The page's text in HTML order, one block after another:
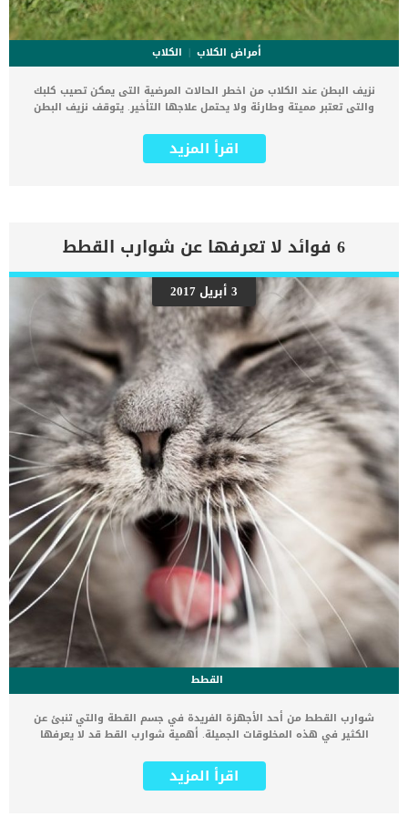
أمراض الكلاب
الكلاب
نزيف البطن عند الكلاب من اخطر الحالات المرضية التى يمكن تصيب كلبك
والتى تعتبر مميتة وطارئة ولا يحتمل علاجها التأخير. يتوقف نزيف البطن
سنتعرف عليها من خلال السطور التالية. اقرأ ايضا: علاج نزيف الطحال عند
الكلاب يمكننا وصف نزيف البطن بأنه حالة من فقد الدم الموجود فى البطن
سيكتشفه الطبيب البيطري من خلال الفحص البدني والاختبارات
التشخيصية. اعراض وعلامات نزيف البطن الداخلى عند الكلاب تتشابه العديد
من الأعراض المرتبطة بالنزيف الداخلي مع تلك التي تظهر مع النزيف
الخارجي. تنفس سريع معدل ضربات القلب أسرع من المعتاد ضعف بلادة
عقليةخمولالغشية المخاطية الزرقاءبرودة الجلدانتفاخ او تضخم البطن اقرأ
ايضا: خطور فشل الكبد الحاد عند الكلاب اسباب اصابة الكلب بنزيف البطن
هناك مجموعة كبيرة من الاسباب والعوامل سيتم تصنيفها الى 4 اجزاء
على النحو التالى: _الصدمة يمكن ان يتعرض الكلب لاصابات رضحية فى
البطن تسبب له هذا النزيف كما يمكن أن تتسبب الصدمات الحادة مثل
السقوط أو […]
اقرأ المزيد
6 فوائد لا تعرفها عن شوارب القطط
3 أبريل 2017
القطط
شوارب القطط من أحد الأجهزة الفريدة في جسم القطة والتي تنبئ عن
الكثير في هذه المخلوقات الجميلة. أهمية شوارب القط قد لا يعرفها
من المهام التي قد لا يعرفها الكثيرين. لا نبالغ إذا قلنا أن شوارب القطة
بمثابة العينين لها, وبدون الشوارب فالقطة لن تستطيع العيش والحركة
اقرأ المزيد